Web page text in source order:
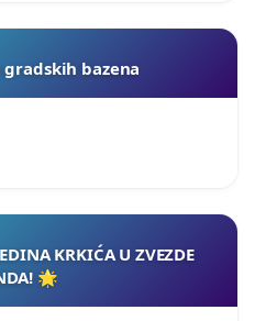
bazena
KRKIĆA U ZVEZDE
🌟